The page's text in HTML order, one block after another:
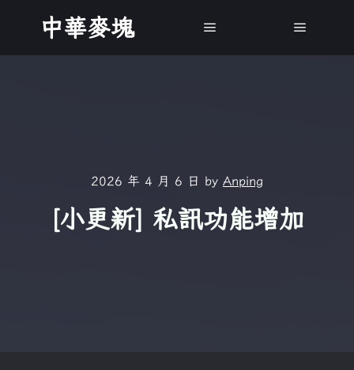
中華麥塊
2026 年 4 月 6 日 by Anping
[小更新] 私訊功能增加